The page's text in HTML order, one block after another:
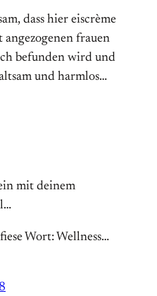
dass hier eiscrème
frauen
befunden wird und
und harmlos…
mit deinem
Wort: Wellness…